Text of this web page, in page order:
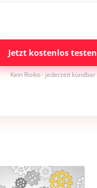
Jetzt kostenlos testen
Kein Risiko · jederzeit kündbar